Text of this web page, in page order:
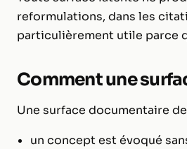
reformulations, dans les
particulièrement utile parce
Comment une
Une surface documentaire
un concept est évoqué